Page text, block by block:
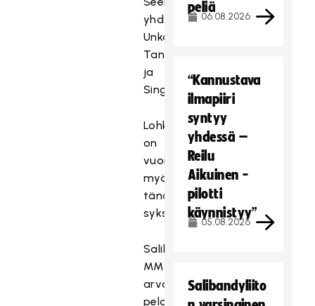
yhdysvallat,
Unkari,
Tanska
ja
Singapore
Lohkoarvonta
on
vuorossa
myöhemmin
tänä
syksynä.
Salibandyn
MM-
arvosta
pelataan
peliä
06.08.2026
“Kannustava
ilmapiiri
syntyy
yhdessä –
Reilu
Aikuinen -
pilotti
käynnistyy”
05.08.2026
Salibandyliito